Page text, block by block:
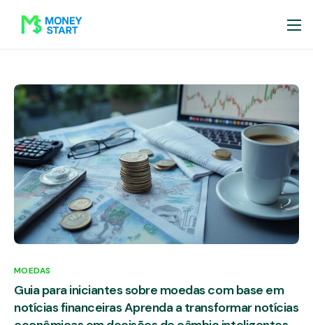
MOEDAS
Guia para iniciantes sobre moedas com base em
notícias financeiras Aprenda a transformar notícias